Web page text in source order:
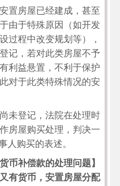
置房屋已经建成，甚至
由于特殊原因（如开发
过程中改变规划等），
记，若对此类房屋不予
利益悬置，不利于保护
对于此类特殊情况的安
未登记，法院在处理时
房屋购买处理，判决一
人购买的表述。
币补偿款的处理问题】
有货币，安置房屋分配